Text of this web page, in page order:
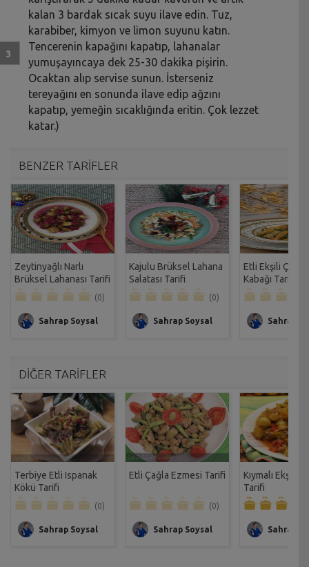
kalan 3 bardak sıcak suyu ilave edin. Tuz,
karabiber, kimyon ve limon suyunu katın.
Tencerenin kapağını kapatıp, lahanalar
yumuşayıncaya dek 25-30 dakika pişirin.
Ocaktan alıp servise sunun. İsterseniz
tereyağını en sonunda ilave edip ağzını
kapatıp, yemeğin sıcaklığında eritin. Çok lezzet
katar.)
BENZER TARİFLER
Zeytinyağlı Narlı
Brüksel Lahanası Tarifi
(0)
Sahrap Soysal
Kajulu Brüksel Lahana
Salatası Tarifi
(0)
Sahrap Soysal
Etli Ekşili
Kabağı Tarifi
Sahrap
DİĞER TARİFLER
Terbiye Etli Ispanak
Kökü Tarifi
(0)
Sahrap Soysal
Etli Çağla Ezmesi Tarifi
(0)
Sahrap Soysal
Kıymalı Ekşili
Tarifi
Sahrap